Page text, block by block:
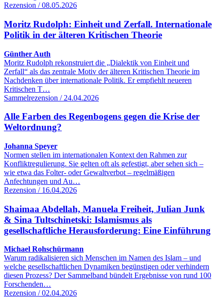
Rezension / 08.05.2026
Moritz Rudolph: Einheit und Zerfall. Internationale
Politik in der älteren Kritischen Theorie
Günther Auth
Moritz Rudolph rekonstruiert die „Dialektik von Einheit und
Zerfall“ als das zentrale Motiv der älteren Kritischen Theorie im
Nachdenken über internationale Politik. Er empfiehlt neueren
Kritischen T…
Sammelrezension / 24.04.2026
Alle Farben des Regenbogens gegen die Krise der
Weltordnung?
Johanna Speyer
Normen stellen im internationalen Kontext den Rahmen zur
Konfliktregulierung. Sie gelten oft als gefestigt, aber sehen sich –
wie etwa das Folter- oder Gewaltverbot – regelmäßigen
Anfechtungen und Au…
Rezension / 16.04.2026
Shaimaa Abdellah, Manuela Freiheit, Julian Junk
& Sina Tultschinetski: Islamismus als
gesellschaftliche Herausforderung: Eine Einführung
Michael Rohschürmann
Warum radikalisieren sich Menschen im Namen des Islam – und
welche gesellschaftlichen Dynamiken begünstigen oder verhindern
diesen Prozess? Der Sammelband bündelt Ergebnisse von rund 100
Forschenden…
Rezension / 02.04.2026